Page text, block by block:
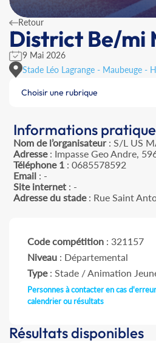
Retour
District Be/mi
9 Mai 2026
Stade Léo Lagrange - Maubeuge -
Choisir une rubrique
Informations
Nom de l’organisateur: S/L US
Adresse: Impasse Geo Andre,
Téléphone 1: 0685578592
Email: -
Site internet: -
Adresse du stade: Rue Saint
Code compétition : 321157
Niveau : Départemental
Type: Stade / Animation
Personnes à contacter en cas
calendrier ou résultats
Résultats disponibles